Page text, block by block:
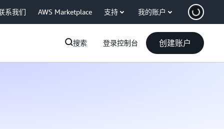
系我们 AWS Marketplace 支持 我的账户
搜索 登录控制台 创建账户